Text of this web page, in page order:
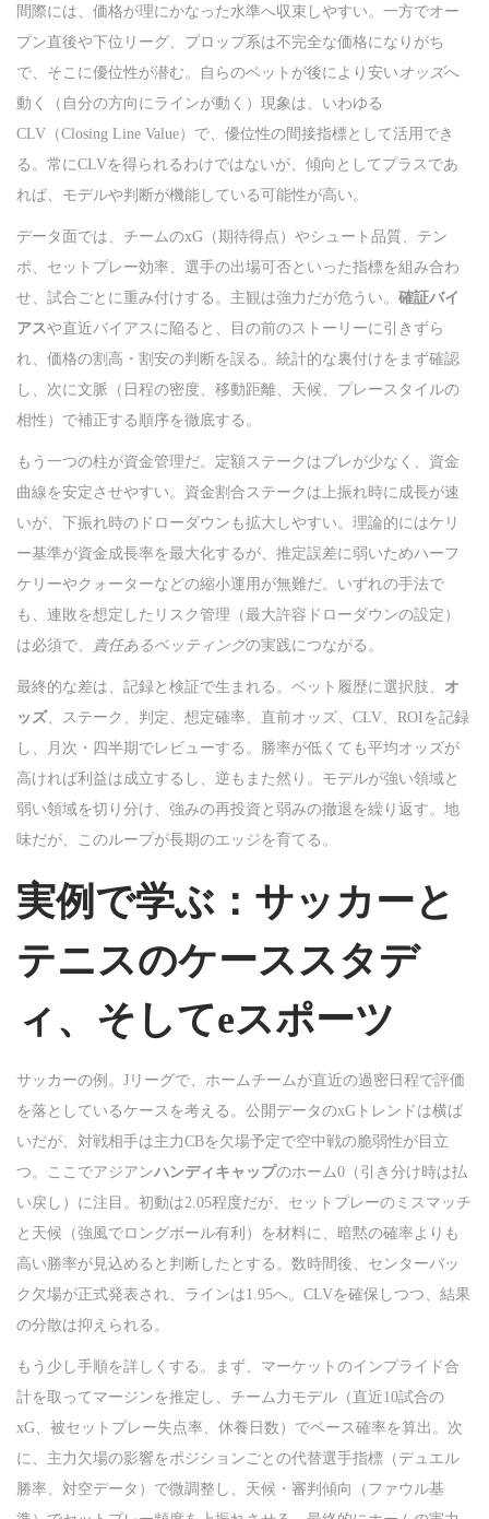
間際には、価格が理にかなった水準へ収束しやすい。一方でオー
プン直後や下位リーグ、プロップ系は不完全な価格になりがち
で、そこに優位性が潜む。自らのベットが後により安いオッズへ
動く（自分の方向にラインが動く）現象は、いわゆる
CLV（Closing Line Value）で、優位性の間接指標として活用でき
る。常にCLVを得られるわけではないが、傾向としてプラスであ
れば、モデルや判断が機能している可能性が高い。
データ面では、チームのxG（期待得点）やシュート品質、テン
ポ、セットプレー効率、選手の出場可否といった指標を組み合わ
せ、試合ごとに重み付けする。主観は強力だが危うい。 確証バイ
アスや直近バイアスに陥ると、目の前のストーリーに引きずら
れ、価格の割高・割安の判断を誤る。統計的な裏付けをまず確認
し、次に文脈（日程の密度、移動距離、天候、プレースタイルの
相性）で補正する順序を徹底する。
もう一つの柱が資金管理だ。定額ステークはブレが少なく、資金
曲線を安定させやすい。資金割合ステークは上振れ時に成長が速
いが、下振れ時のドローダウンも拡大しやすい。理論的にはケリ
ー基準が資金成長率を最大化するが、推定誤差に弱いためハーフ
ケリーやクォーターなどの縮小運用が無難だ。いずれの手法で
も、連敗を想定したリスク管理（最大許容ドローダウンの設定）
は必須で、
責任あるベッティングの実践につながる。
最終的な差は、記録と検証で生まれる。ベット履歴に選択肢、 オ
ッズ、ステーク、判定、想定確率、直前オッズ、CLV、ROIを記録
し、月次・四半期でレビューする。勝率が低くても平均オッズが
高ければ利益は成立するし、逆もまた然り。モデルが強い領域と
弱い領域を切り分け、強みの再投資と弱みの撤退を繰り返す。地
味だが、このループが長期のエッジを育てる。
実例で学ぶ：サッカーと
テニスのケーススタデ
ィ、そしてeスポーツ
サッカーの例。Jリーグで、ホームチームが直近の過密日程で評価
を落としているケースを考える。公開データのxGトレンドは横ば
いだが、対戦相手は主力CBを欠場予定で空中戦の脆弱性が目立
つ。ここでアジアンハンディキャップのホーム0（引き分け時は払
い戻し）に注目。初動は2.05程度だが、セットプレーのミスマッチ
と天候（強風でロングボール有利）を材料に、暗黙の確率よりも
高い勝率が見込めると判断したとする。数時間後、センターバッ
ク欠場が正式発表され、ラインは1.95へ。CLVを確保しつつ、結果
の分散は抑えられる。
もう少し手順を詳しくする。まず、マーケットのインプライド合
計を取ってマージンを推定し、チーム力モデル（直近10試合の
xG、被セットプレー失点率、休養日数）でベース確率を算出。次
に、主力欠場の影響をポジションごとの代替選手指標（デュエル
勝率、対空データ）で微調整し、天候・審判傾向（ファウル基